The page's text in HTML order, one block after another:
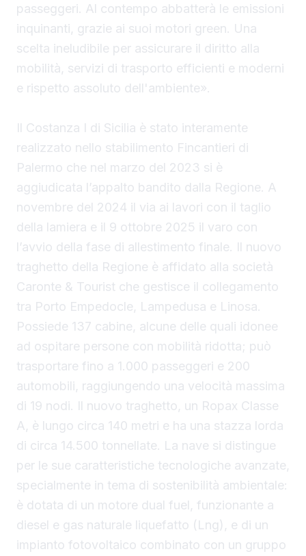
passeggeri. Al contempo abbatterà le emissioni
inquinanti, grazie ai suoi motori green. Una
scelta ineludibile per assicurare il diritto alla
mobilità, servizi di trasporto efficienti e moderni
e rispetto assoluto dell'ambiente».
Il Costanza I di Sicilia è stato interamente
realizzato nello stabilimento Fincantieri di
Palermo che nel marzo del 2023 si è
aggiudicata l’appalto bandito dalla Regione. A
novembre del 2024 il via ai lavori con il taglio
della lamiera e il 9 ottobre 2025 il varo con
l’avvio della fase di allestimento finale. Il nuovo
traghetto della Regione è affidato alla società
Caronte & Tourist che gestisce il collegamento
tra Porto Empedocle, Lampedusa e Linosa.
Possiede 137 cabine, alcune delle quali idonee
ad ospitare persone con mobilità ridotta; può
trasportare fino a 1.000 passeggeri e 200
automobili, raggiungendo una velocità massima
di 19 nodi. Il nuovo traghetto, un Ropax Classe
A, è lungo circa 140 metri e ha una stazza lorda
di circa 14.500 tonnellate. La nave si distingue
per le sue caratteristiche tecnologiche avanzate,
specialmente in tema di sostenibilità ambientale:
è dotata di un motore dual fuel, funzionante a
diesel e gas naturale liquefatto (Lng), e di un
impianto fotovoltaico combinato con un gruppo